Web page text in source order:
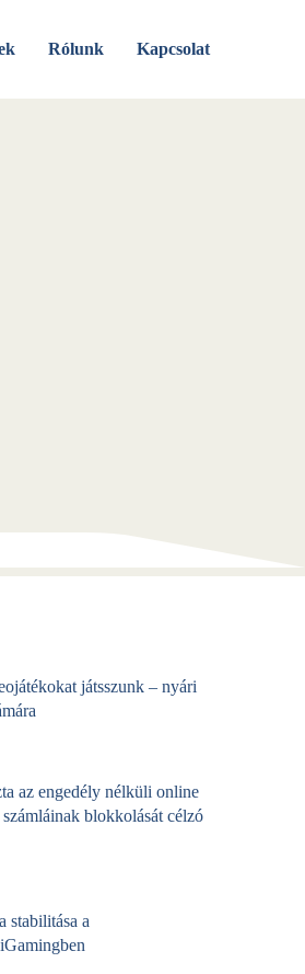
Rólunk Kapcsolat
játsszunk – nyári
az engedély nélküli online
számláinak blokkolását célzó
stabilitása a